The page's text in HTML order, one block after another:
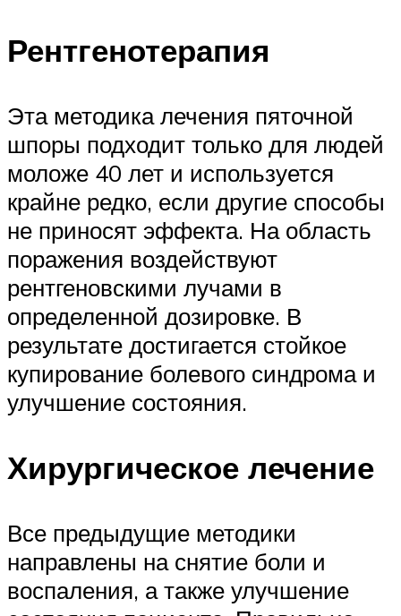
Рентгенотерапия
Эта методика лечения пяточной
шпоры подходит только для людей
моложе 40 лет и используется
крайне редко, если другие способы
не приносят эффекта. На область
поражения воздействуют
рентгеновскими лучами в
определенной дозировке. В
результате достигается стойкое
купирование болевого синдрома и
улучшение состояния.
Хирургическое лечение
Все предыдущие методики
направлены на снятие боли и
воспаления, а также улучшение